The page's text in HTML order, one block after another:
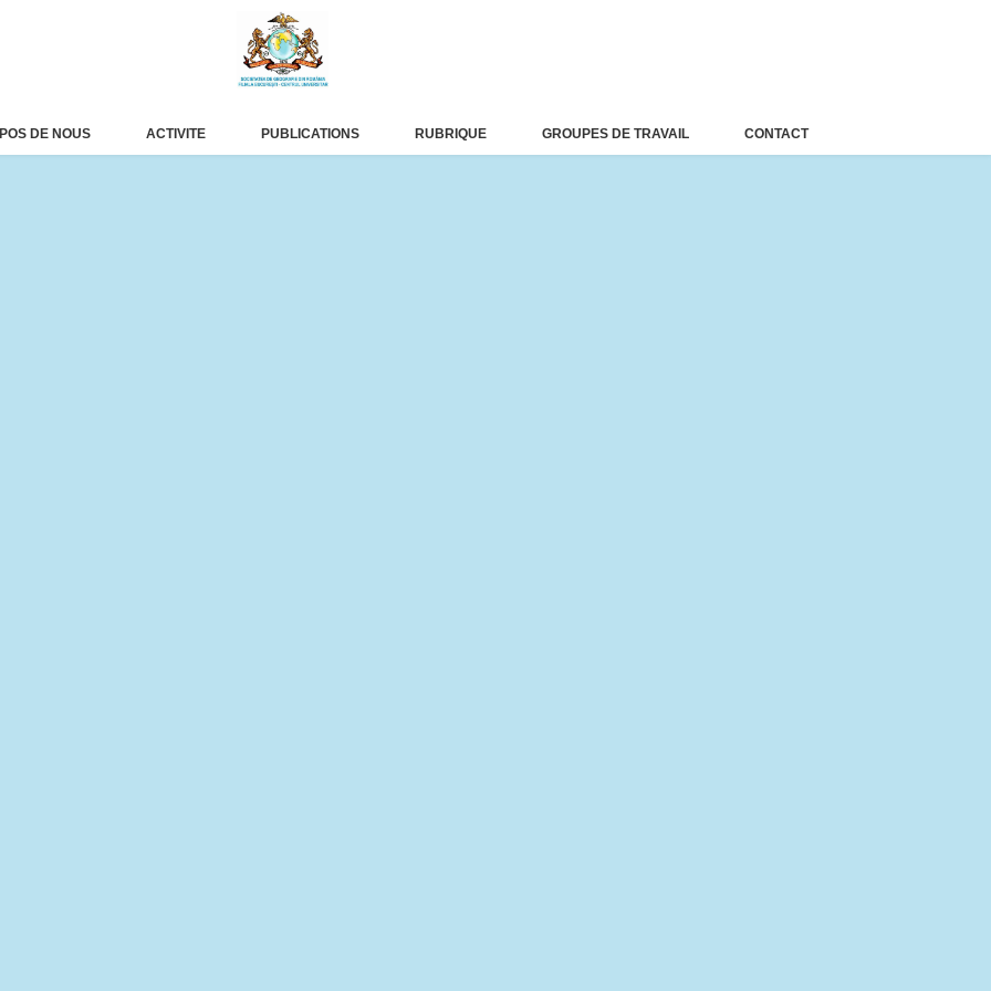
DE NOUS ACTIVITE PUBLICATIONS RUBRIQUE GROUPES DE TRAVAIL CONTACT